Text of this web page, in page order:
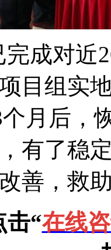
成对近
目组实
月后，
有了稳
改善，救
击“在线